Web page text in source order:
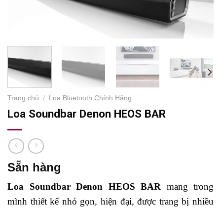
Trang chủ / Loa Bluetooth Chính Hãng
Loa Soundbar Denon HEOS BAR
Sẵn hàng
Loa Soundbar Denon HEOS BAR mang trong
mình thiết kế nhỏ gọn, hiện đại, được trang bị nhiều